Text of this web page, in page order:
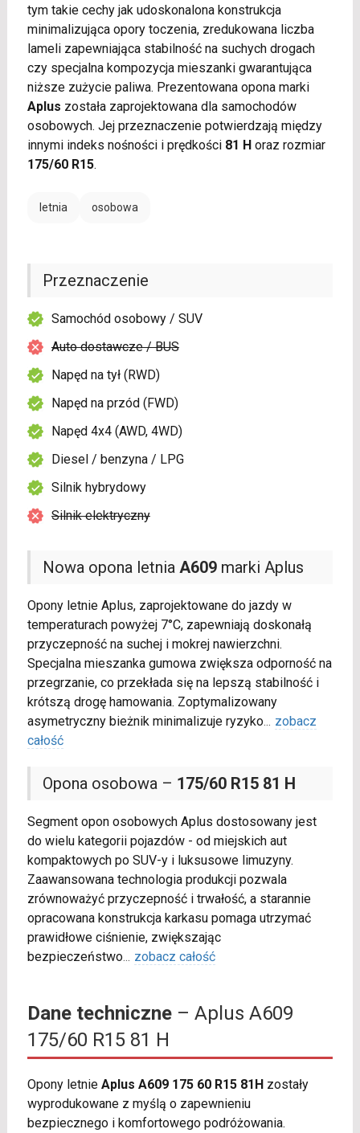
tym takie cechy jak udoskonalona konstrukcja
minimalizująca opory toczenia, zredukowana liczba
lameli zapewniająca stabilność na suchych drogach
czy specjalna kompozycja mieszanki gwarantująca
niższe zużycie paliwa. Prezentowana opona marki
Aplus została zaprojektowana dla samochodów
osobowych. Jej przeznaczenie potwierdzają między
innymi indeks nośności i prędkości 81 Horaz rozmiar
175/60 R15.
letnia osobowa
Nowa opona letnia A609marki Aplus
Opony letnie Aplus, zaprojektowane do jazdy w
temperaturach powyżej 7°C, zapewniają doskonałą
przyczepność na suchej i mokrej nawierzchni.
Specjalna mieszanka gumowa zwiększa odporność na
przegrzanie, co przekłada się na lepszą stabilność i
krótszą drogę hamowania. Zoptymalizowany
asymetryczny bieżnik minimalizuje ryzyko... zobacz
całość
Opona osobowa – 175/60 R15 81 H
Segment opon osobowych Aplus dostosowany jest
do wielu kategorii pojazdów - od miejskich aut
kompaktowych po SUV-y i luksusowe limuzyny.
Zaawansowana technologia produkcji pozwala
zrównoważyć przyczepność i trwałość, a starannie
opracowana konstrukcja karkasu pomaga utrzymać
prawidłowe ciśnienie, zwiększając
bezpieczeństwo... zobacz całość
Przeznaczenie
Samochód osobowy / SUV
Auto dostawcze / BUS
Napęd na tył (RWD)
Napęd na przód (FWD)
Napęd 4x4 (AWD, 4WD)
Diesel / benzyna / LPG
Silnik hybrydowy
Silnik elektryczny
Dane techniczne– Aplus A609
175/60 R15 81 H
Opony letnie Aplus A609 175 60 R15 81Hzostały
wyprodukowane z myślą o zapewnieniu
bezpiecznego i komfortowego podróżowania.